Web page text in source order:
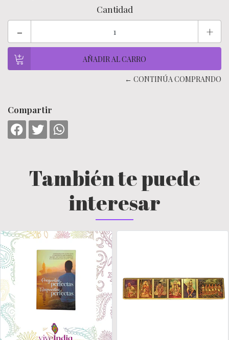
Cantidad
- +
← CONTINÚA COMPRANDO
Compartir
También te puede
interesar